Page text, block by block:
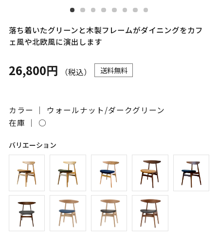
落ち着いたグリーンと木製フレームがダイニングをカフ
ェ風や北欧風に演出します
26,800円 （税込） 送料無料
カラー ｜ ウォールナット/ダークグリーン
在庫 ｜ ○
バリエーション